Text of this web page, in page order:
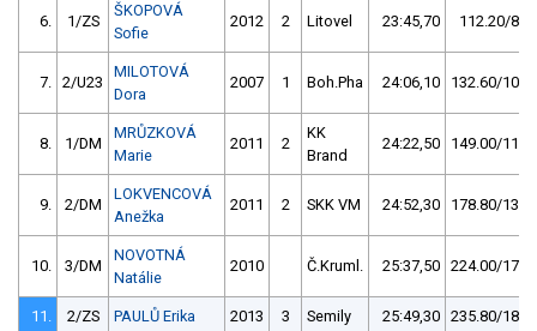
6. 1/ZS
ŠKOPOVÁ
Sofie
2012 2 Litovel 23:45,70 112.20/8,5
7. 2/U23
MILOTOVÁ
Dora
2007 1 Boh.Pha 24:06,10 132.60/10,1
8. 1/DM
MRŮZKOVÁ
Marie
2011 2
KK
Brand
24:22,50 149.00/11,3
9. 2/DM
LOKVENCOVÁ
Anežka
2011 2 SKK VM 24:52,30 178.80/13,6
10. 3/DM
NOVOTNÁ
Natálie
2010 Č.Kruml. 25:37,50 224.00/17,1
11. 2/ZS PAULŮ Erika 2013 3 Semily 25:49,30 235.80/18,0